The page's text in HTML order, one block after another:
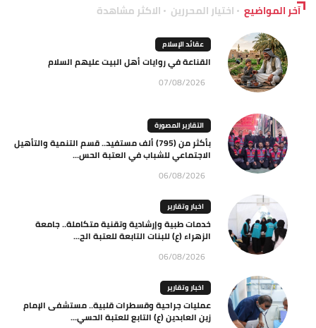
آخر المواضيع اختيار المحررين الاكثر مشاهدة
عقائد الإسلام
القناعة في روايات أهل البيت عليهم السلام
07/08/2026
التقارير المصورة
بأكثر من (795) ألف مستفيد.. قسم التنمية والتأهيل
الاجتماعي للشباب في العتبة الحس...
06/08/2026
اخبار وتقارير
خدمات طبية وإرشادية وتقنية متكاملة.. جامعة
الزهراء (ع) للبنات التابعة للعتبة الح...
06/08/2026
اخبار وتقارير
عمليات جراحية وقسطرات قلبية.. مستشفى الإمام
زين العابدين (ع) التابع للعتبة الحسي...